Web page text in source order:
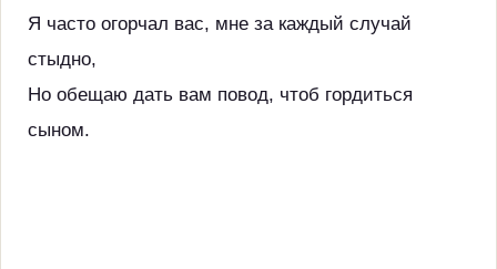
Я часто огорчал вас, мне за каждый случай
стыдно,
Но обещаю дать вам повод, чтоб гордиться
сыном.